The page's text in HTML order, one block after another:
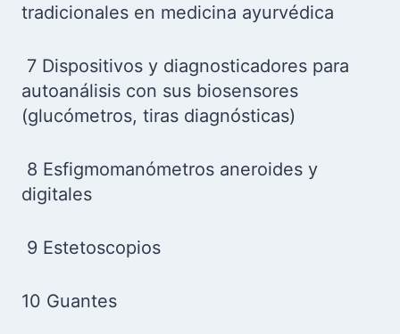
tradicionales en medicina ayurvédica
7 Dispositivos y diagnosticadores para
autoanálisis con sus biosensores
(glucómetros, tiras diagnósticas)
8 Esfigmomanómetros aneroides y
digitales
9 Estetoscopios
10 Guantes